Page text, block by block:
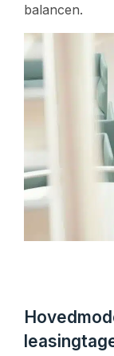
balancen.